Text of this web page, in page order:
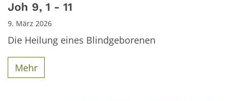
Joh 9, 1 - 11
9. März 2026
Die Heilung eines Blindgeborenen
Mehr